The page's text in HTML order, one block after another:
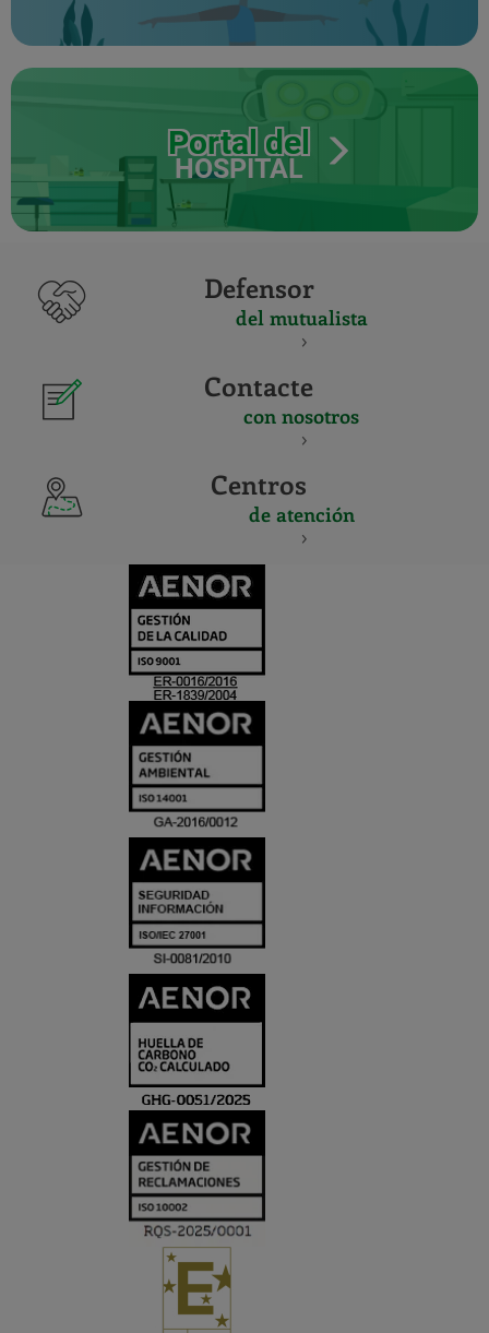
Portal del
HOSPITAL
Defensor
del mutualista
Contacte
con nosotros
Centros
de atención